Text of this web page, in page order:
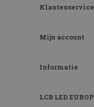
Klantenservice
Mijn account
Informatie
LCB LED